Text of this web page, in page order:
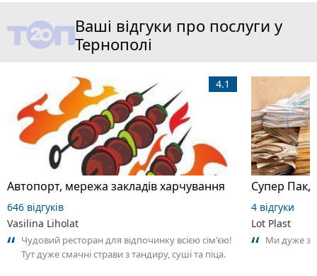
Ваші відгуки про послуги у
Тернополі
Автопорт, мережа закладів харчування
4.1
646 відгуків
Vasilina Liholat
Чудовий ресторан для відпочинку всією сім'єю!
Тут дуже смачні страви з тандиру, суші та піца.
Супер Пак,
4 відгуки
Lot Plast
Ми дуже